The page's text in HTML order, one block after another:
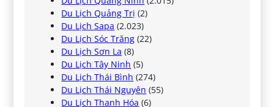
Du Lịch Quảng Trị (2)
Du Lịch Sapa (2.023)
Du Lịch Sóc Trăng (22)
Du Lịch Sơn La (8)
Du Lịch Tây Ninh (5)
Du Lịch Thái Bình (274)
Du Lịch Thái Nguyên (55)
Du Lịch Thanh Hóa (6)